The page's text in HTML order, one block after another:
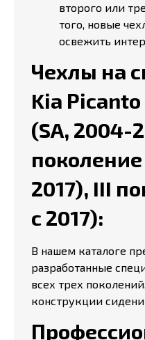
второго или
того, новые
освежить
Чехлы на
Kia
(SA, 2004-
поколение
2017), III
с 2017):
В нашем каталоге
разработанные
всех трех
конструкции